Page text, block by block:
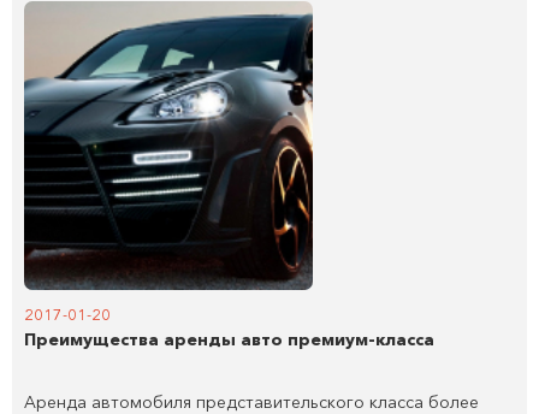
2017-01-20
Преимущества аренды авто премиум-класса
Аренда автомобиля представительского класса более